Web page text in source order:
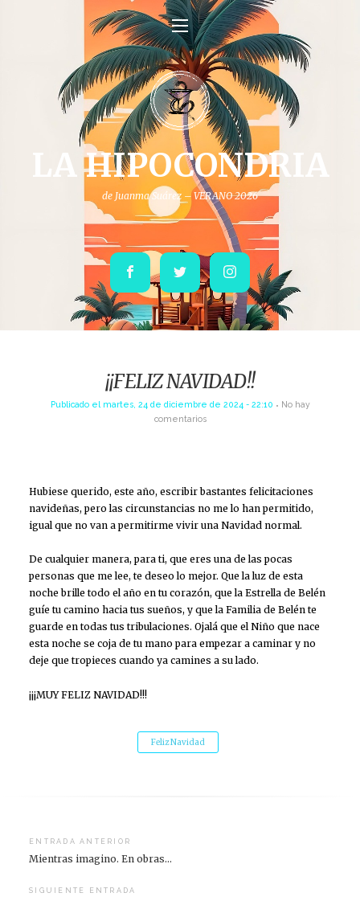
LA HIPOCONDRIA
de Juanma Suárez – VERANO 2026
Facebook Twitter Instagram
¡¡FELIZ NAVIDAD!!
Publicado el martes, 24 de diciembre de 2024 - 22:10
No hay
comentarios
Hubiese querido, este año, escribir bastantes felicitaciones
navideñas, pero las circunstancias no me lo han permitido,
igual que no van a permitirme vivir una Navidad normal.
De cualquier manera, para ti, que eres una de las pocas
personas que me lee, te deseo lo mejor. Que la luz de esta
noche brille todo el año en tu corazón, que la Estrella de Belén
guíe tu camino hacia tus sueños, y que la Familia de Belén te
guarde en todas tus tribulaciones. Ojalá que el Niño que nace
esta noche se coja de tu mano para empezar a caminar y no
deje que tropieces cuando ya camines a su lado.
¡¡¡MUY FELIZ NAVIDAD!!!
Feliz Navidad
Navegación
de
entradas
ENTRADA ANTERIOR
Mientras imagino. En obras…
SIGUIENTE ENTRADA